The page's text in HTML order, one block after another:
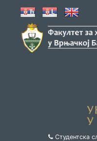
Студентска